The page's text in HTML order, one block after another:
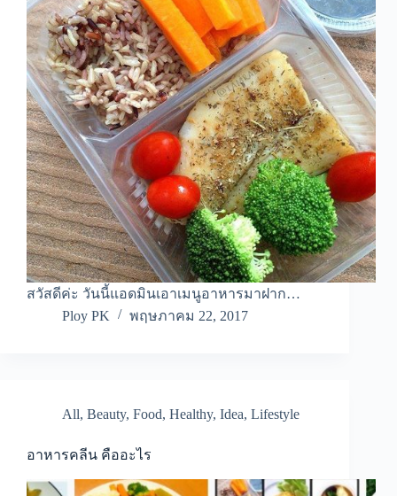
สวัสดีค่ะ วันนี้แอดมินเอาเมนูอาหารมาฝาก…
Ploy PK
พฤษภาคม 22, 2017
All, Beauty, Food, Healthy, Idea, Lifestyle
อาหารคลีน คืออะไร